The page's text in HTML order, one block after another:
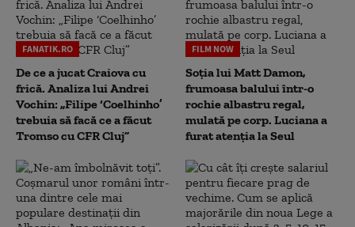
FANATIK.RO
De ce a jucat Craiova cu
frică. Analiza lui Andrei
Vochin: „Filipe ‘Coelhinho’
trebuia să facă ce a făcut
Tromso cu CFR Cluj”
FILM NOW
Soția lui Matt Damon,
frumoasa balului într-o
rochie albastru regal,
mulată pe corp. Luciana a
furat atenția la Seul